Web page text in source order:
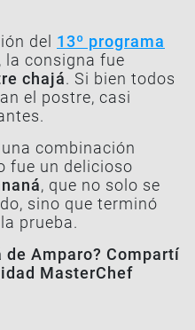
del 13º programa
, la consigna fue
chajá. Si bien todos
el postre, casi
combinación
fue un delicioso
, que no solo se
sino que terminó
prueba.
Amparo? Compartí
MasterChef